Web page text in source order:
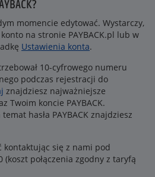
momencie edytować. Wystarczy,
na stronie PAYBACK.pl lub w
Ustawienia konta.
10-cyfrowego numeru
podczas rejestracji do
znajdziesz najważniejsze
Twoim koncie PAYBACK.
hasła PAYBACK znajdziesz
kontaktując się z nami pod
(koszt połączenia zgodny z taryfą